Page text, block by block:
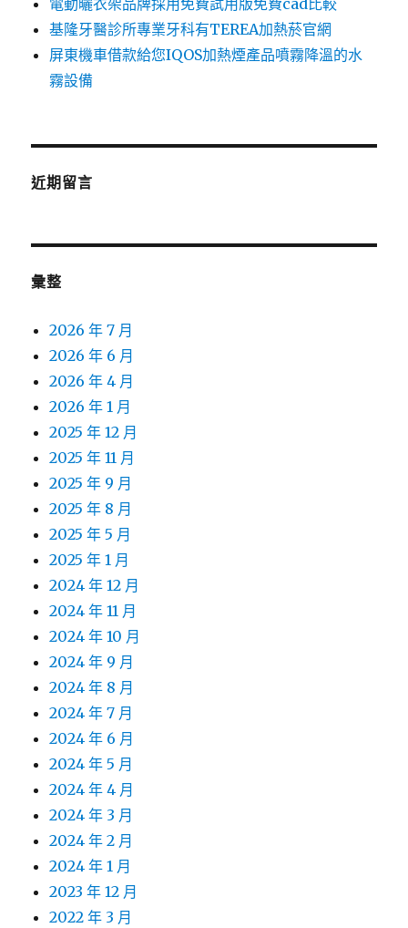
電動曬衣架品牌採用免費試用版免費cad比較
基隆牙醫診所專業牙科有TEREA加熱菸官網
屏東機車借款給您IQOS加熱煙產品噴霧降溫的水
霧設備
近期留言
彙整
2026 年 7 月
2026 年 6 月
2026 年 4 月
2026 年 1 月
2025 年 12 月
2025 年 11 月
2025 年 9 月
2025 年 8 月
2025 年 5 月
2025 年 1 月
2024 年 12 月
2024 年 11 月
2024 年 10 月
2024 年 9 月
2024 年 8 月
2024 年 7 月
2024 年 6 月
2024 年 5 月
2024 年 4 月
2024 年 3 月
2024 年 2 月
2024 年 1 月
2023 年 12 月
2022 年 3 月